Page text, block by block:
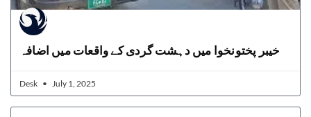
خیبر پختونخوا میں دہشت گردی کے واقعات میں اضافہ
Desk July 1, 2025